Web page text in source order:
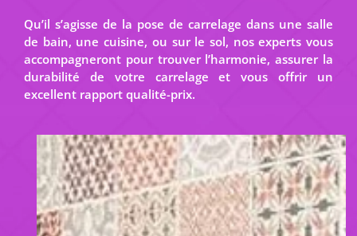
Qu’il s’agisse de la pose de carrelage dans une salle
de bain, une cuisine, ou sur le sol, nos experts vous
accompagneront pour trouver l’harmonie, assurer la
durabilité de votre carrelage et vous offrir un
excellent rapport qualité-prix.